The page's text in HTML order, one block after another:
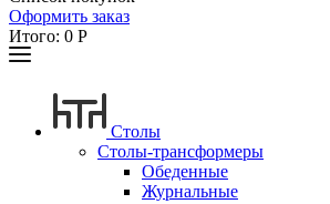
Оформить заказ
Итого: 0 Р
Столы
Столы-трансформеры
Обеденные
Журнальные